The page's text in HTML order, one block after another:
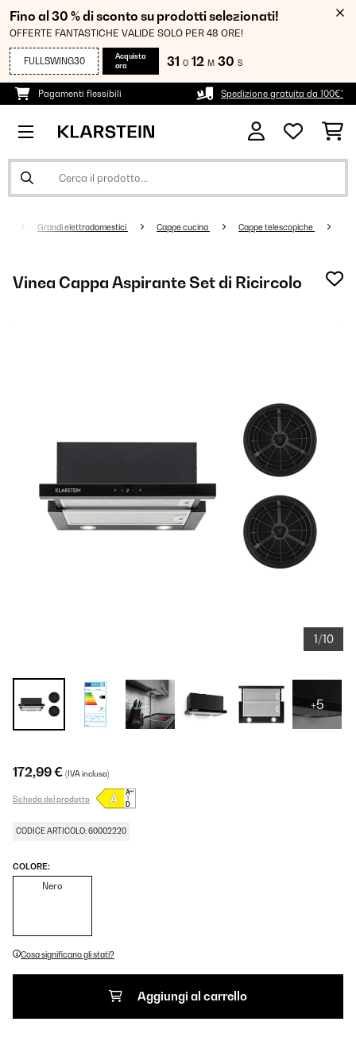
Fino al 30 % di sconto su prodotti selezionati!
OFFERTE FANTASTICHE VALIDE SOLO PER 48 ORE!
FULLSWING30
Acquista
ora
31 O 12 M 30 S
Pagamenti flessibili Spedizione gratuita da 100€*
Grandi elettrodomestici Cappe cucina Cappe telescopiche
Vinea Cappa Aspirante Set di Ricircolo
1/10
+5
172,99 € (IVA inclusa)
Scheda del prodotto
CODICE ARTICOLO: 60002220
COLORE:
Nero
Cosa significano gli stati?
Aggiungi al carrello